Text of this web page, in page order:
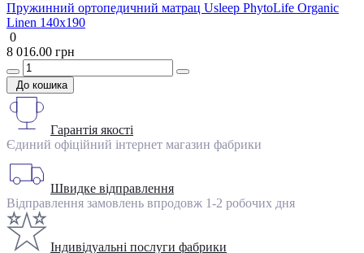
Пружинний ортопедичний матрац Usleep PhytoLife Organic
Linen 140x190
0
8 016.00 грн
До кошика
Гарантія якості
Єдиний офіційний інтернет магазин фабрики
Швидке відправлення
Відправлення замовлень впродовж 1-2 робочих дня
Індивідуальні послуги фабрики